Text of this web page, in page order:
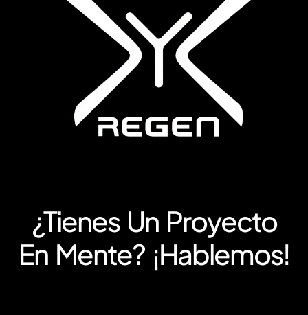
¿Tienes Un Proyecto
En Mente? ¡Hablemos!